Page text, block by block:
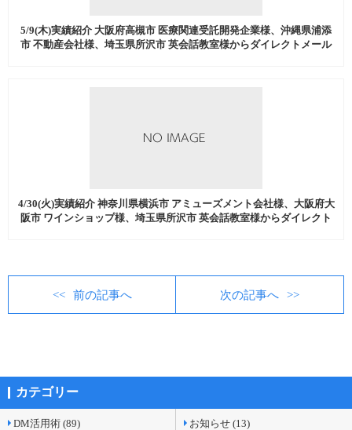
5/9(木)実績紹介 大阪府高槻市 医療関連受託開発企業様、沖縄県浦添
市 不動産会社様、埼玉県所沢市 英会話教室様からダイレクトメール
4/30(火)実績紹介 神奈川県横浜市 アミューズメント会社様、大阪府大
阪市 ワインショップ様、埼玉県所沢市 英会話教室様からダイレクト
前の記事へ 次の記事へ
カテゴリー
DM活用術 (89) お知らせ (13)